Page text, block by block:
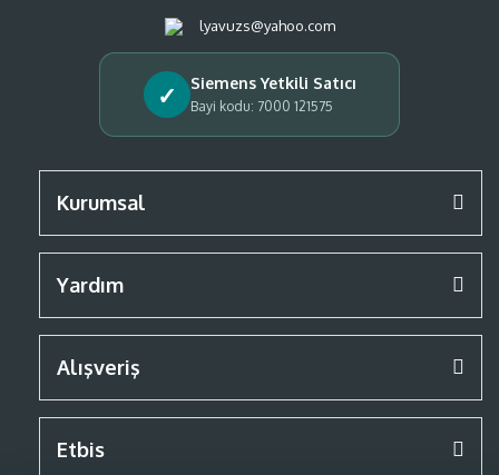
lyavuzs@yahoo.com
✓ Siemens Yetkili Satıcı
Bayi kodu: 7000 121575
Kurumsal
Yardım
Alışveriş
Etbis